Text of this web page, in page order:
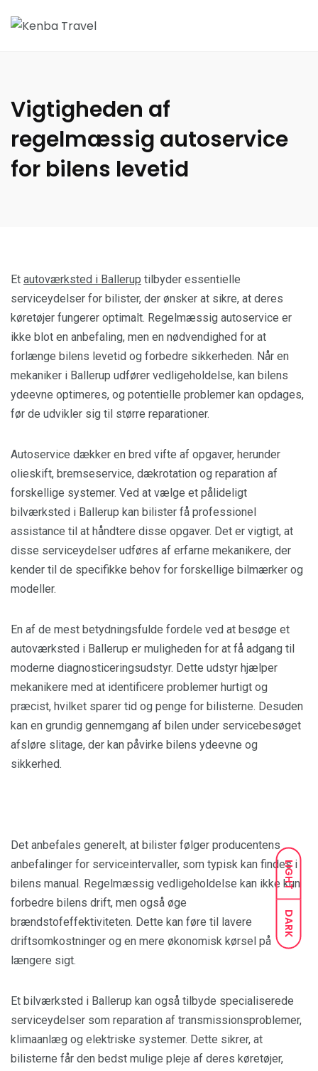
LIGHT
DARK
Vigtigheden af
regelmæssig autoservice
for bilens levetid
Et autoværksted i Ballerup tilbyder essentielle
serviceydelser for bilister, der ønsker at sikre, at deres
køretøjer fungerer optimalt. Regelmæssig autoservice er
ikke blot en anbefaling, men en nødvendighed for at
forlænge bilens levetid og forbedre sikkerheden. Når en
mekaniker i Ballerup udfører vedligeholdelse, kan bilens
ydeevne optimeres, og potentielle problemer kan opdages,
før de udvikler sig til større reparationer.
Autoservice dækker en bred vifte af opgaver, herunder
olieskift, bremseservice, dækrotation og reparation af
forskellige systemer. Ved at vælge et pålideligt
bilværksted i Ballerup kan bilister få professionel
assistance til at håndtere disse opgaver. Det er vigtigt, at
disse serviceydelser udføres af erfarne mekanikere, der
kender til de specifikke behov for forskellige bilmærker og
modeller.
En af de mest betydningsfulde fordele ved at besøge et
autoværksted i Ballerup er muligheden for at få adgang til
moderne diagnosticeringsudstyr. Dette udstyr hjælper
mekanikere med at identificere problemer hurtigt og
præcist, hvilket sparer tid og penge for bilisterne. Desuden
kan en grundig gennemgang af bilen under servicebesøget
afsløre slitage, der kan påvirke bilens ydeevne og
sikkerhed.
Det anbefales generelt, at bilister følger producentens
anbefalinger for serviceintervaller, som typisk kan findes i
bilens manual. Regelmæssig vedligeholdelse kan ikke kun
forbedre bilens drift, men også øge
brændstofeffektiviteten. Dette kan føre til lavere
driftsomkostninger og en mere økonomisk kørsel på
længere sigt.
Et bilværksted i Ballerup kan også tilbyde specialiserede
serviceydelser som reparation af transmissionsproblemer,
klimaanlæg og elektriske systemer. Dette sikrer, at
bilisterne får den bedst mulige pleje af deres køretøjer,